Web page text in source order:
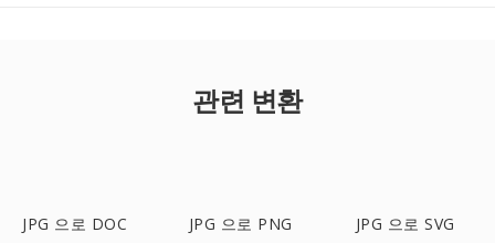
관련 변환
JPG 으로 DOC JPG 으로 PNG JPG 으로 SVG